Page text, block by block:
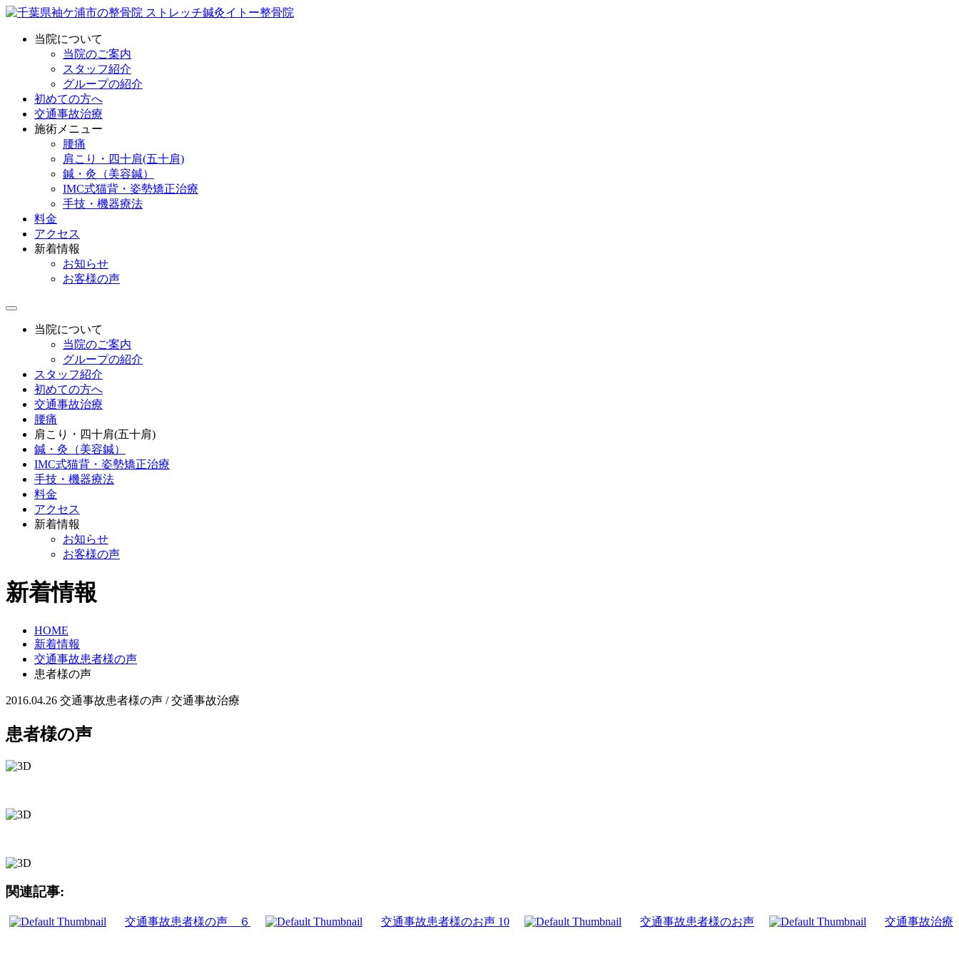
当院について
当院のご案内
スタッフ紹介
グループの紹介
初めての方へ
交通事故治療
施術メニュー
腰痛
肩こり・四十肩(五十肩)
鍼・灸（美容鍼）
IMC式猫背・姿勢矯正治療
手技・機器療法
料金
アクセス
新着情報
お知らせ
お客様の声
当院について
当院のご案内
グループの紹介
スタッフ紹介
初めての方へ
交通事故治療
腰痛
肩こり・四十肩(五十肩)
鍼・灸（美容鍼）
IMC式猫背・姿勢矯正治療
手技・機器療法
料金
アクセス
新着情報
お知らせ
お客様の声
新着情報
HOME
新着情報
交通事故患者様の声
患者様の声
2016.04.26 交通事故患者様の声 / 交通事故治療
患者様の声
関連記事:
交通事故患者様の声 ６ 交通事故患者様のお声 10 交通事故患者様のお声 交通事故治療